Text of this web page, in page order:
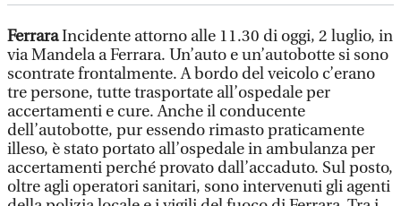
FerraraIncidente attorno alle 11.30 di oggi, 2 luglio, in
via Mandela a Ferrara. Un’auto e un’autobotte si sono
scontrate frontalmente. A bordo del veicolo c’erano
tre persone, tutte trasportate all’ospedale per
accertamenti e cure. Anche il conducente
dell’autobotte, pur essendo rimasto praticamente
illeso, è stato portato all’ospedale in ambulanza per
accertamenti perché provato dall’accaduto. Sul posto,
oltre agli operatori sanitari, sono intervenuti gli agenti